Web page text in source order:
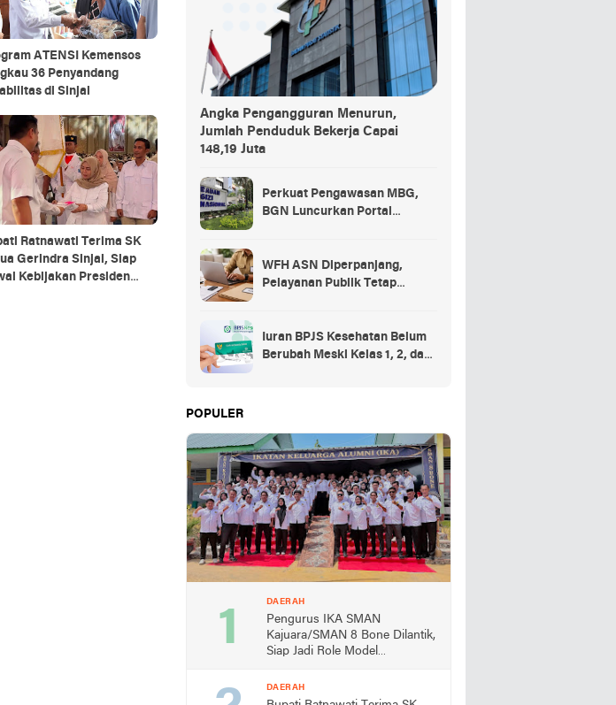
ATENSI Kemensos
36 Penyandang
di Sinjai
Ratnawati Terima SK
Gerindra Sinjai, Siap
Kebijakan Presiden
Angka Pengangguran Menurun,
Jumlah Penduduk Bekerja Capai
148,19 Juta
Perkuat Pengawasan MBG,
BGN Luncurkan Portal
WFH ASN Diperpanjang,
Pelayanan Publik Tetap
Iuran BPJS Kesehatan Belum
Berubah Meski Kelas 1, 2, dan
POPULER
DAERAH
Pengurus IKA SMAN
Kajuara/SMAN 8 Bone Dilantik,
Siap Jadi Role Model
DAERAH